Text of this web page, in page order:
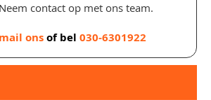
Neem contact op met ons team.
mail onsof bel 030-6301922